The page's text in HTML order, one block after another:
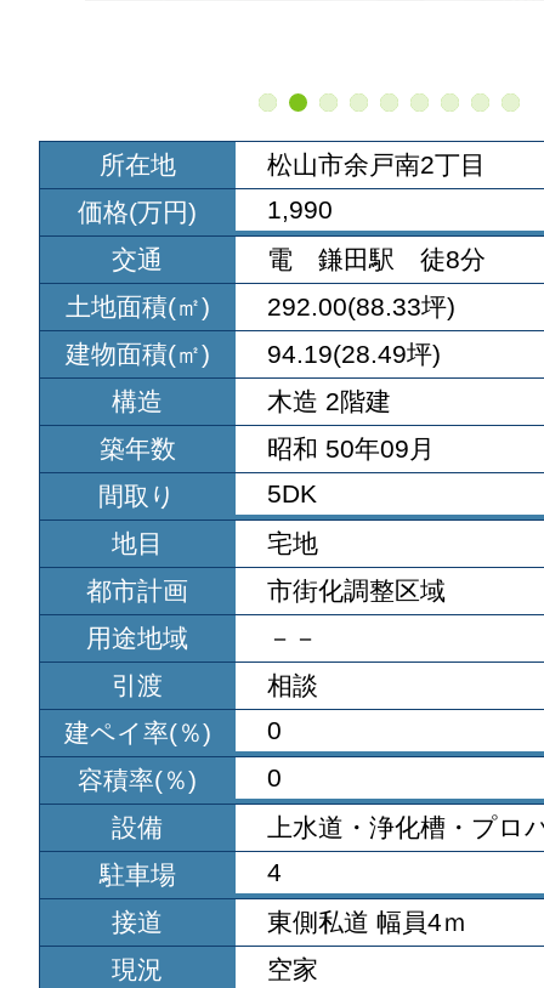
所在地
松山市余戸南2丁目
価格(万円)
1,990
交通
電 鎌田駅 徒8分
土地面積(㎡)
292.00(88.33坪)
建物面積(㎡)
94.19(28.49坪)
構造
木造 2階建
築年数
昭和 50年09月
間取り
5DK
地目
宅地
都市計画
市街化調整区域
用途地域
－－
引渡
相談
建ペイ率(％)
0
容積率(％)
0
設備
上水道・浄化槽・プロ
駐車場
4
接道
東側私道 幅員4ｍ
現況
空家